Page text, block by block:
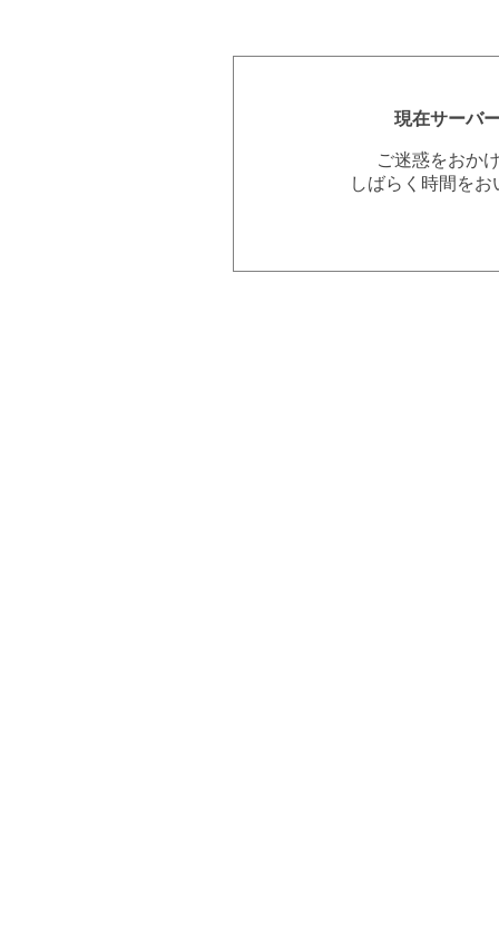
現在サーバ
ご迷惑をおか
しばらく時間を